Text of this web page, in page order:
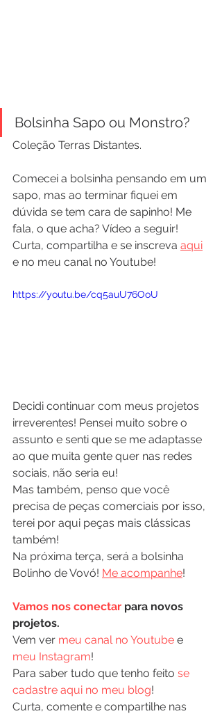
Bolsinha Sapo ou Monstro?
Coleção Terras Distantes.
Comecei a bolsinha pensando em um
sapo, mas ao terminar fiquei em
dúvida se tem cara de sapinho! Me
fala, o que acha? Vídeo a seguir!
Curta, compartilha e se inscreva aqui
e no meu canal no Youtube!
https://youtu.be/cq5auU76OoU
Decidi continuar com meus projetos
irreverentes! Pensei muito sobre o
assunto e senti que se me adaptasse
ao que muita gente quer nas redes
sociais, não seria eu!
Mas também, penso que você
precisa de peças comerciais por isso,
terei por aqui peças mais clássicas
também!
Na próxima terça, será a bolsinha
Bolinho de Vovó! Me acompanhe!
Vamos nos conectar para novos
projetos.
Vem ver meu canal no Youtube e
meu Instagram!
Para saber tudo que tenho feito se
cadastre aqui no meu blog!
Curta, comente e compartilhe nas